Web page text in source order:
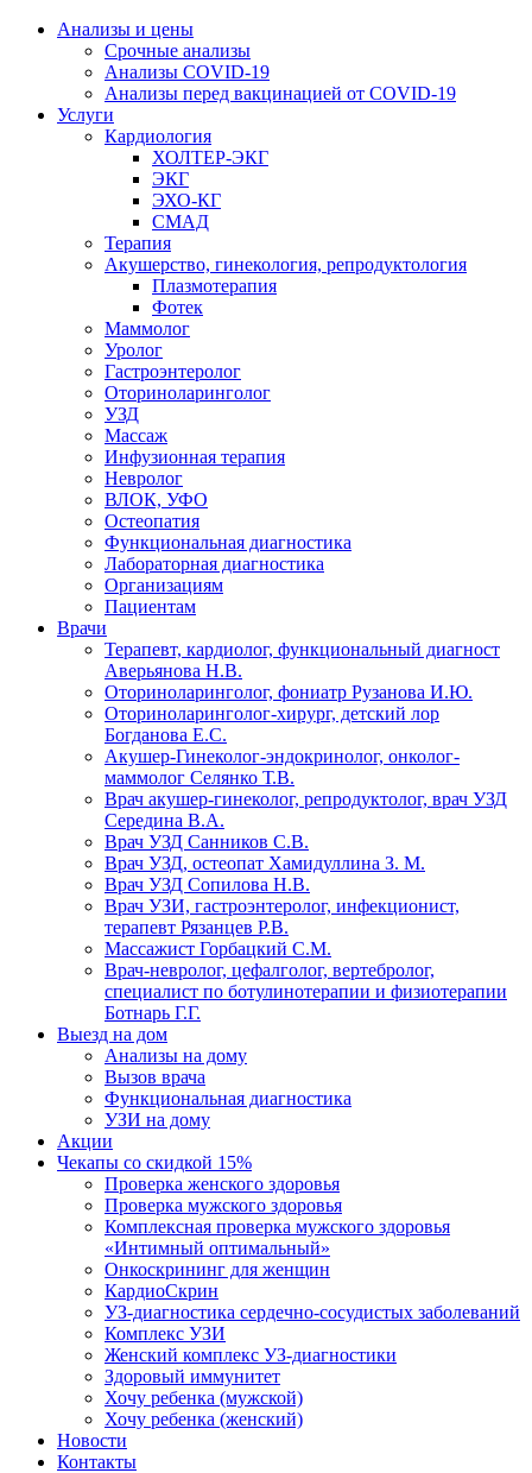
Анализы и цены
Срочные анализы
Анализы COVID-19
Анализы перед вакцинацией от COVID-19
Услуги
Кардиология
ХОЛТЕР-ЭКГ
ЭКГ
ЭХО-КГ
СМАД
Терапия
Акушерство, гинекология, репродуктология
Плазмотерапия
Фотек
Маммолог
Уролог
Гастроэнтеролог
Оториноларинголог
УЗД
Массаж
Инфузионная терапия
Невролог
ВЛОК, УФО
Остеопатия
Функциональная диагностика
Лабораторная диагностика
Организациям
Пациентам
Врачи
Терапевт, кардиолог, функциональный диагност
Аверьянова Н.В.
Оториноларинголог, фониатр Рузанова И.Ю.
Оториноларинголог-хирург, детский лор
Богданова Е.С.
Акушер-Гинеколог-эндокринолог, онколог-
маммолог Селянко Т.В.
Врач акушер-гинеколог, репродуктолог, врач УЗД
Середина В.А.
Врач УЗД Санников С.В.
Врач УЗД, остеопат Хамидуллина З. М.
Врач УЗД Сопилова Н.В.
Врач УЗИ, гастроэнтеролог, инфекционист,
терапевт Рязанцев Р.В.
Массажист Горбацкий С.М.
Врач-невролог, цефалголог, вертебролог,
специалист по ботулинотерапии и физиотерапии
Ботнарь Г.Г.
Выезд на дом
Анализы на дому
Вызов врача
Функциональная диагностика
УЗИ на дому
Акции
Чекапы со скидкой 15%
Проверка женского здоровья
Проверка мужского здоровья
Комплексная проверка мужского здоровья
«Интимный оптимальный»
Онкоcкрининг для женщин
КардиоСкрин
УЗ-диагностика сердечно-сосудистых заболеваний
Комплекс УЗИ
Женский комплекс УЗ-диагностики
Здоровый иммунитет
Хочу ребенка (мужской)
Хочу ребенка (женский)
Новости
Контакты